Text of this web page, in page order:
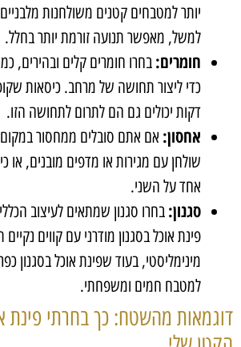
יותר למטבחים קטנים משולחנות
למשל, מאפשר תנועה זורמת יותר בחלל.
חומרים: בחרו חומרים קלים ובהירים,
כדי ליצור תחושה של מרחב. כיסאות
דקות יכולים גם הם לתרום לתחושה הזו.
אחסון: אם אתם סובלים ממחסור
שולחן עם מגירות או מדפים מובנים, או
אחד על השני.
סגנון: בחרו סגנון שמתאים לעיצוב
פינת אוכל בסגנון מודרני עם קווים
מינימליסטי, בעוד שפינת אוכל בסגנון
למטבח חמים ומשפחתי.
דוגמאות מהשטח: כך בחרתי פינת